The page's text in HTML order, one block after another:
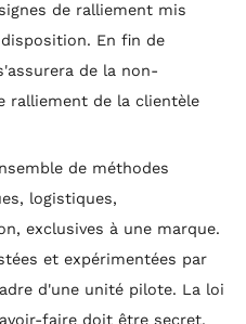
de ralliement mis
En fin de
de la non-
ralliement de la clientèle
de méthodes
logistiques,
exclusives à une marque.
et expérimentées par
d'une unité pilote. La loi
faire doit être secret,